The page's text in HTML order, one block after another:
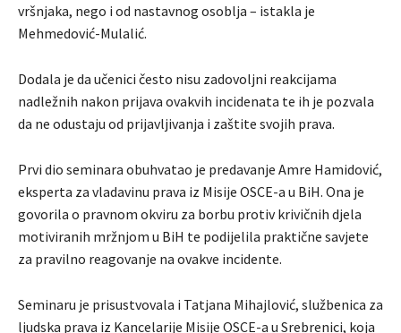
vršnjaka, nego i od nastavnog osoblja – istakla je
Mehmedović-Mulalić.
Dodala je da učenici često nisu zadovoljni reakcijama
nadležnih nakon prijava ovakvih incidenata te ih je pozvala
da ne odustaju od prijavljivanja i zaštite svojih prava.
Prvi dio seminara obuhvatao je predavanje Amre Hamidović,
eksperta za vladavinu prava iz Misije OSCE-a u BiH. Ona je
govorila o pravnom okviru za borbu protiv krivičnih djela
motiviranih mržnjom u BiH te podijelila praktične savjete
za pravilno reagovanje na ovakve incidente.
Seminaru je prisustvovala i Tatjana Mihajlović, službenica za
ljudska prava iz Kancelarije Misije OSCE-a u Srebrenici, koja